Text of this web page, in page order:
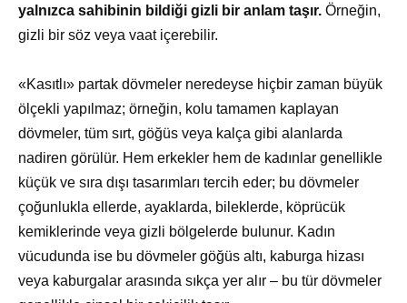
yalnızca sahibinin bildiği gizli bir anlam taşır. Örneğin,
gizli bir söz veya vaat içerebilir.
«Kasıtlı» partak dövmeler neredeyse hiçbir zaman büyük
ölçekli yapılmaz; örneğin, kolu tamamen kaplayan
dövmeler, tüm sırt, göğüs veya kalça gibi alanlarda
nadiren görülür. Hem erkekler hem de kadınlar genellikle
küçük ve sıra dışı tasarımları tercih eder; bu dövmeler
çoğunlukla ellerde, ayaklarda, bileklerde, köprücük
kemiklerinde veya gizli bölgelerde bulunur. Kadın
vücudunda ise bu dövmeler göğüs altı, kaburga hizası
veya kaburgalar arasında sıkça yer alır – bu tür dövmeler